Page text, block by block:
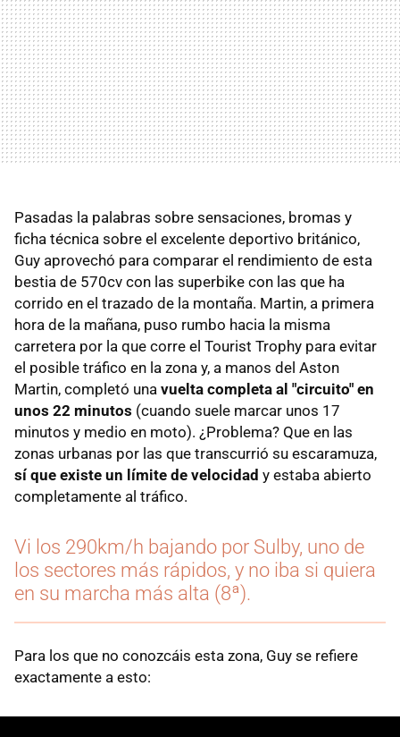
Pasadas la palabras sobre sensaciones, bromas y
ficha técnica sobre el excelente deportivo británico,
Guy aprovechó para comparar el rendimiento de esta
bestia de 570cv con las superbike con las que ha
corrido en el trazado de la montaña. Martin, a primera
hora de la mañana, puso rumbo hacia la misma
carretera por la que corre el Tourist Trophy para evitar
el posible tráfico en la zona y, a manos del Aston
Martin, completó una vuelta completa al "circuito" en
unos 22 minutos (cuando suele marcar unos 17
minutos y medio en moto). ¿Problema? Que en las
zonas urbanas por las que transcurrió su escaramuza,
sí que existe un límite de velocidad y estaba abierto
completamente al tráfico.
Vi los 290km/h bajando por Sulby, uno de
los sectores más rápidos, y no iba si quiera
en su marcha más alta (8ª).
Para los que no conozcáis esta zona, Guy se refiere
exactamente a esto: